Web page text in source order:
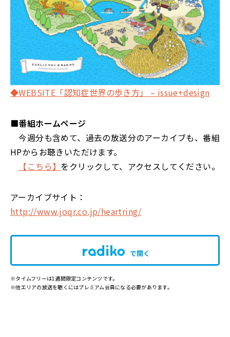
◆WEBSITE「認知症世界の歩き方」 – issue+design
■番組ホームページ
今週分も含めて、過去の放送分のアーカイブも、番組
HPからお聴きいただけます。
【こちら】 をクリックして、アクセスしてください。
アーカイブサイト：
http://www.joqr.co.jp/heartring/
で開く
※タイムフリーは1週間限定コンテンツです。
※他エリアの放送を聴くにはプレミアム会員になる必要があります。